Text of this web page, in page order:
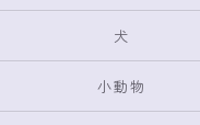
犬
小動物